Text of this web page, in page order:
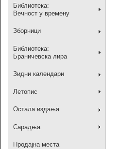
Библиотека:
Вечност у времену
Зборници
Библиотека:
Браничевска лира
Зидни календари
Летопис
Остала издања
Сарадња
Продајна места